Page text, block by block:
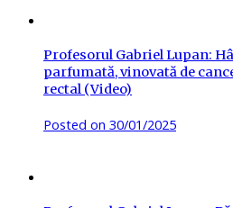
Profesorul Gabriel Lupan:
parfumată, vinovată de
rectal (Video)
Posted on 30/01/2025